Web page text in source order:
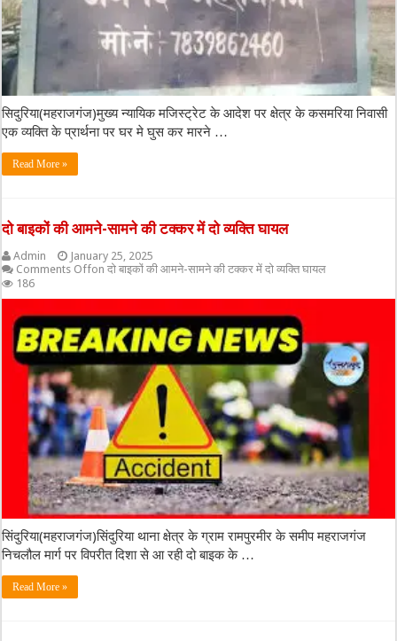
सिदुरिया(महराजगंज)मुख्य न्यायिक मजिस्ट्रेट के आदेश पर क्षेत्र के कसमरिया निवासी
एक व्यक्ति के प्रार्थना पर घर मे घुस कर मारने …
Read More »
दो बाइकों की आमने-सामने की टक्कर में दो व्यक्ति घायल
Admin
January 25, 2025
Comments Offon दो बाइकों की आमने-सामने की टक्कर में दो व्यक्ति घायल
186
सिंदुरिया(महराजगंज)सिंदुरिया थाना क्षेत्र के ग्राम रामपुरमीर के समीप महराजगंज
निचलौल मार्ग पर विपरीत दिशा से आ रही दो बाइक के …
Read More »